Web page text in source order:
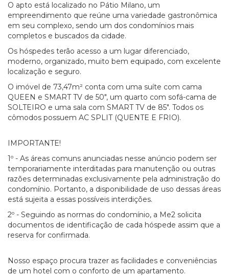
O apto está localizado no Pátio Milano, um
empreendimento que reúne uma variedade gastronômica
em seu complexo, sendo um dos condomínios mais
completos e buscados da cidade.
Os hóspedes terão acesso a um lugar diferenciado,
moderno, organizado, muito bem equipado, com excelente
localização e seguro.
O imóvel de 73,47m² conta com uma suíte com cama
QUEEN e SMART TV de 50", um quarto com sofá-cama de
SOLTEIRO e uma sala com SMART TV de 85". Todos os
cômodos possuem AC SPLIT (QUENTE E FRIO).
IMPORTANTE!
1º - As áreas comuns anunciadas nesse anúncio podem ser
temporariamente interditadas para manutenção ou outras
razões determinadas exclusivamente pela administração do
condomínio. Portanto, a disponibilidade de uso dessas áreas
está sujeita a essas possíveis interdições.
2º - Seguindo as normas do condomínio, a Me2 solicita
documentos de identificação de cada hóspede assim que a
reserva for confirmada.
Nosso espaço procura trazer as facilidades e conveniências
de um hotel com o conforto de um apartamento.